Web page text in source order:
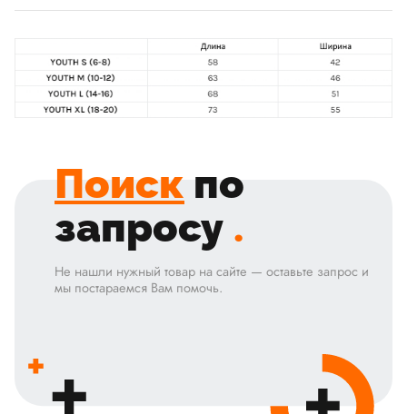
Поиск по
запросу .
Не нашли нужный товар на сайте — оставьте запрос и
мы постараемся Вам помочь.